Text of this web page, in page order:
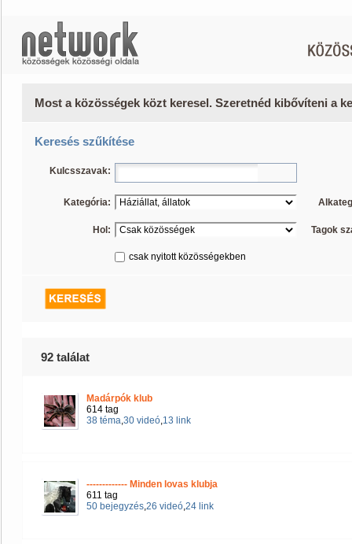
Most a közösségek közt keresel. Szeretnéd kibővíteni a
Keresés szűkítése
Kulcsszavak:
Kategória:
Hol: Tagok
csak nyitott közösségekben
92 találat
Madárpók klub
614 tag
38 téma,30 videó,13 link
------------- Minden lovas klubja
611 tag
50 bejegyzés,26 videó,24 link